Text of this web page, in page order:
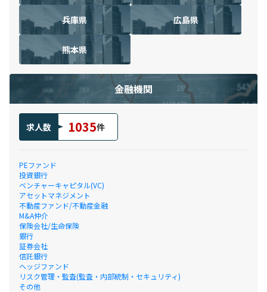
兵庫県 広島県
熊本県
金融機関
求人数 1035件
PEファンド
投資銀行
ベンチャーキャピタル(VC)
アセットマネジメント
不動産ファンド/不動産金融
M&A仲介
保険会社/生命保険
銀行
証券会社
信託銀行
ヘッジファンド
リスク管理・監査(監査・内部統制・セキュリティ)
その他